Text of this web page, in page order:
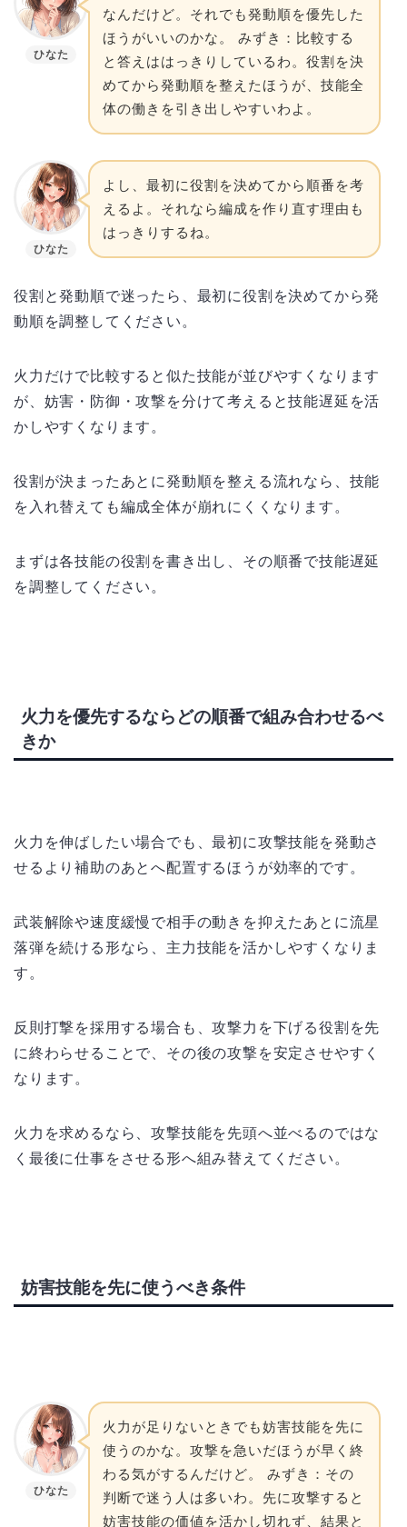
ひなた
なんだけど。それでも発動順を優先した
ほうがいいのかな。 みずき：比較する
と答えははっきりしているわ。役割を決
めてから発動順を整えたほうが、技能全
体の働きを引き出しやすいわよ。
ひなた
よし、最初に役割を決めてから順番を考
えるよ。それなら編成を作り直す理由も
はっきりするね。
役割と発動順で迷ったら、最初に役割を決めてから発
動順を調整してください。
火力だけで比較すると似た技能が並びやすくなります
が、妨害・防御・攻撃を分けて考えると技能遅延を活
かしやすくなります。
役割が決まったあとに発動順を整える流れなら、技能
を入れ替えても編成全体が崩れにくくなります。
まずは各技能の役割を書き出し、その順番で技能遅延
を調整してください。
火力を優先するならどの順番で組み合わせるべ
きか
火力を伸ばしたい場合でも、最初に攻撃技能を発動さ
せるより補助のあとへ配置するほうが効率的です。
武装解除や速度緩慢で相手の動きを抑えたあとに流星
落弾を続ける形なら、主力技能を活かしやすくなりま
す。
反則打撃を採用する場合も、攻撃力を下げる役割を先
に終わらせることで、その後の攻撃を安定させやすく
なります。
火力を求めるなら、攻撃技能を先頭へ並べるのではな
く最後に仕事をさせる形へ組み替えてください。
妨害技能を先に使うべき条件
ひなた
火力が足りないときでも妨害技能を先に
使うのかな。攻撃を急いだほうが早く終
わる気がするんだけど。 みずき：その
判断で迷う人は多いわ。先に攻撃すると
妨害技能の価値を活かし切れず、結果と